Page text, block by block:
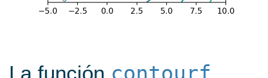
La función contourf